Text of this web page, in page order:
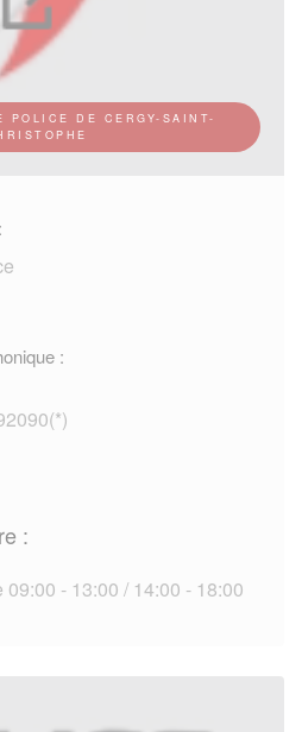
POLICE DE CERGY-SAINT-
:
:
- 13:00 / 14:00 - 18:00